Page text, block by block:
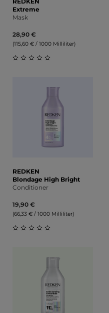
Extreme
Mask
28,90 €
(115,60 € / 1000 Milliliter)
REDKEN
Blondage High Bright
Conditioner
19,90 €
(66,33 € / 1000 Milliliter)